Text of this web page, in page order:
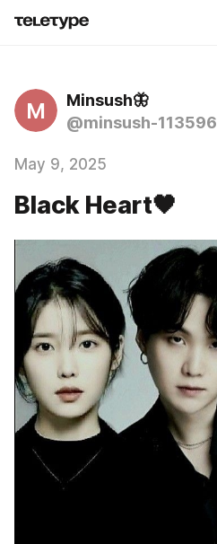
M
Minsush🦋
@minsush-113596
May 9, 2025
Black Heart🖤